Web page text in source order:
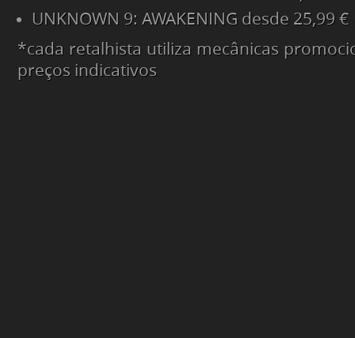
UNKNOWN 9: AWAKENING desde 25,99 €
*cada retalhista utiliza mecânicas
preços indicativos